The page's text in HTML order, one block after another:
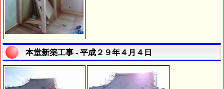
本堂新築工事 - 平成２９年４月４日